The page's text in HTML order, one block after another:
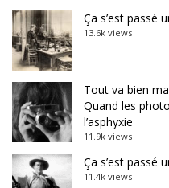
Ça s’est passé
13.6k views
Tout va bien
Quand les
l’asphyxie
11.9k views
Ça s’est passé
11.4k views